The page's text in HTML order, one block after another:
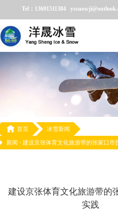
Tel：13691511384
 首页
冰雪新闻
新闻 - 建设京张体育文化旅游带的张家口市
建设京张体育文化旅游带的
实践